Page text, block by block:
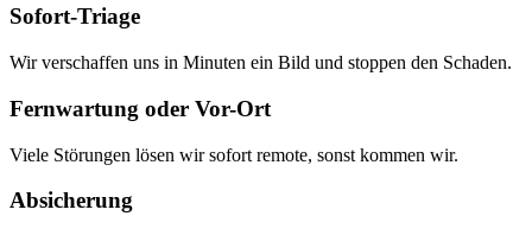
Sofort-Triage
Wir verschaffen uns in Minuten ein Bild und stoppen den Schaden.
Fernwartung oder Vor-Ort
Viele Störungen lösen wir sofort remote, sonst kommen wir.
Absicherung